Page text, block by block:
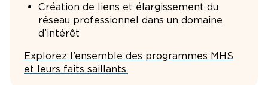
Création de liens et élargissement du
réseau professionnel dans un domaine
d’intérêt
Explorez l’ensemble des programmes MHS
et leurs faits saillants.